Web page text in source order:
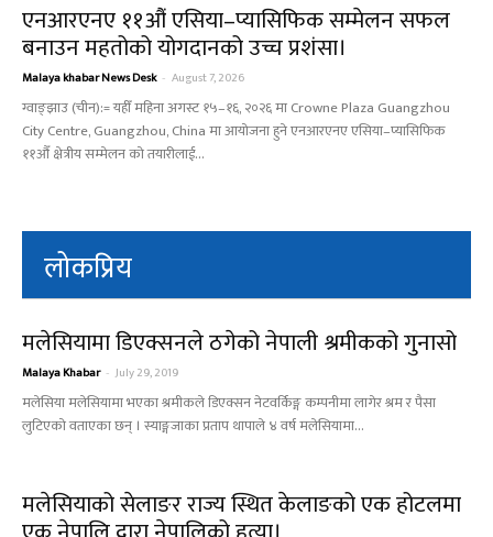
एनआरएनए ११औं एसिया–प्यासिफिक सम्मेलन सफल
बनाउन महतोको योगदानको उच्च प्रशंसा।
Malaya khabar News Desk - August 7, 2026
ग्वाङ्झाउ (चीन):= यहीँ महिना अगस्ट १५–१६, २०२६ मा Crowne Plaza Guangzhou
City Centre, Guangzhou, China मा आयोजना हुने एनआरएनए एसिया–प्यासिफिक
११औँ क्षेत्रीय सम्मेलन को तयारीलाई...
लोकप्रिय
मलेसियामा डिएक्सनले ठगेको नेपाली श्रमीकको गुनासो
Malaya Khabar - July 29, 2019
मलेसिया मलेसियामा भएका श्रमीकले डिएक्सन नेटवर्किङ्ग कम्पनीमा लागेर श्रम र पैसा
लुटिएको वताएका छन् । स्याङ्गजाका प्रताप थापाले ४ वर्ष मलेसियामा...
मलेसियाको सेलाङर राज्य स्थित केलाङको एक होटलमा